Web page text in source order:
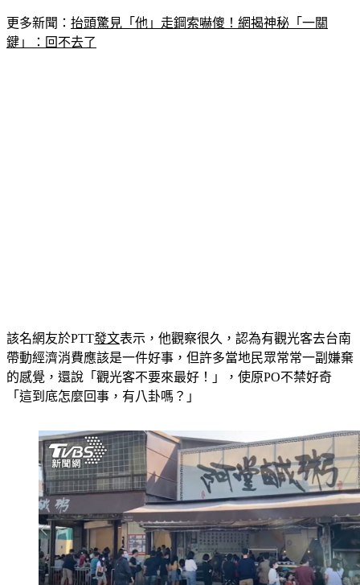
更多新聞： 抬頭驚見「他」走鋼索嚇傻！網揭神秘「一關
鍵」：回不去了
該名網友於PTT發文表示，他觀察很久，認為有觀光客去台南
帶動經濟消費應該是一件好事，但許多當地民眾常常一副嫌棄
的感覺，還說「觀光客不要來最好！」，使原PO不禁好奇
「這到底怎麼回事，有八卦嗎？」